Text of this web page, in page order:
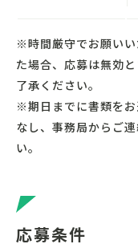
※時間厳守でお願い
た場合、応募は無効
了承ください。
※期日までに書類を
なし、事務局からご
い。
応募条件